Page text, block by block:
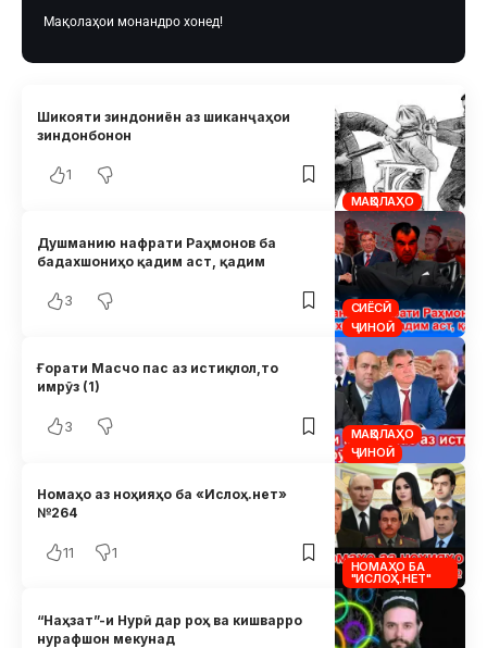
Мақолаҳои монандро хонед!
МАҚОЛАҲО
Шикояти зиндониён аз шиканҷаҳои
зиндонбонон
1
СИЁСӢ
ҶИНОӢ
Душманию нафрати Раҳмонов ба
бадахшониҳо қадим аст, қадим
3
МАҚОЛАҲО
ҶИНОӢ
Ғорати Масчо пас аз истиқлол,то
имрӯз (1)
3
НОМАҲО БА
"ИСЛОҲ.НЕТ"
Номаҳо аз ноҳияҳо ба «Ислоҳ.нет»
№264
11 1
“Наҳзат”-и Нурӣ дар роҳ ва кишварро
нурафшон мекунад